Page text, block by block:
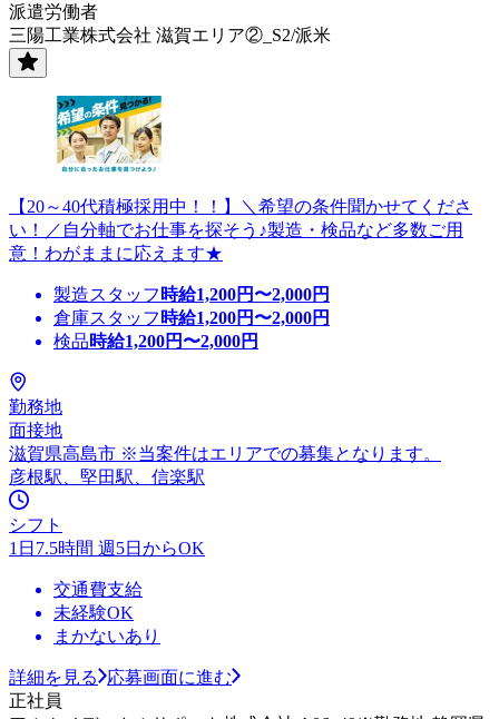
派遣労働者
三陽工業株式会社 滋賀エリア②_S2/派米
【20～40代積極採用中！！】＼希望の条件聞かせてくださ
い！／自分軸でお仕事を探そう♪製造・検品など多数ご用
意！わがままに応えます★
製造スタッフ 時給1,200円〜2,000円
倉庫スタッフ 時給1,200円〜2,000円
検品時給1,200円〜2,000円
勤務地
面接地
滋賀県高島市 ※当案件はエリアでの募集となります。
彦根駅、堅田駅、信楽駅
シフト
1日7.5時間 週5日からOK
交通費支給
未経験OK
まかないあり
詳細を見る
応募画面に進む
正社員